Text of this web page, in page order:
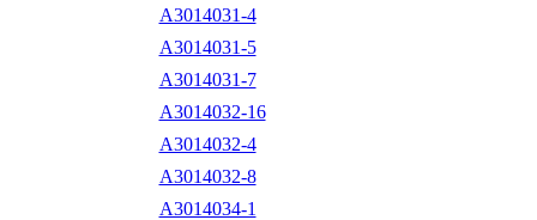
A3014031-4
A3014031-5
A3014031-7
A3014032-16
A3014032-4
A3014032-8
A3014034-1